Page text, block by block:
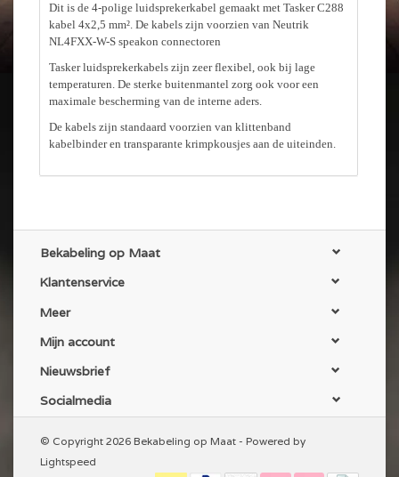
Dit is de 4-polige luidsprekerkabel gemaakt met Tasker C288
kabel 4x2,5 mm². De kabels zijn voorzien van Neutrik
NL4FXX-W-S speakon connectoren
Tasker luidsprekerkabels zijn zeer flexibel, ook bij lage
temperaturen. De sterke buitenmantel zorg ook voor een
maximale bescherming van de interne aders.
De kabels zijn standaard voorzien van klittenband
kabelbinder en transparante krimpkousjes aan de uiteinden.
Bekabeling op Maat
Klantenservice
Meer
Mijn account
Nieuwsbrief
Socialmedia
© Copyright 2026 Bekabeling op Maat - Powered by
Lightspeed